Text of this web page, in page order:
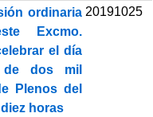
ordinaria
Excmo.
el día
de dos mil
Plenos del
horas
20191025